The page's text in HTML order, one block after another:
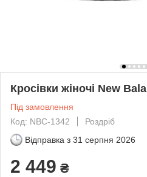
Кросівки жіночі New
Під замовлення
Код: NBC-1342
Роздріб
Відправка з 31 серпня 2026
2 449 ₴